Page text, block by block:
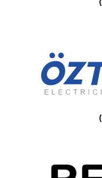
(
(